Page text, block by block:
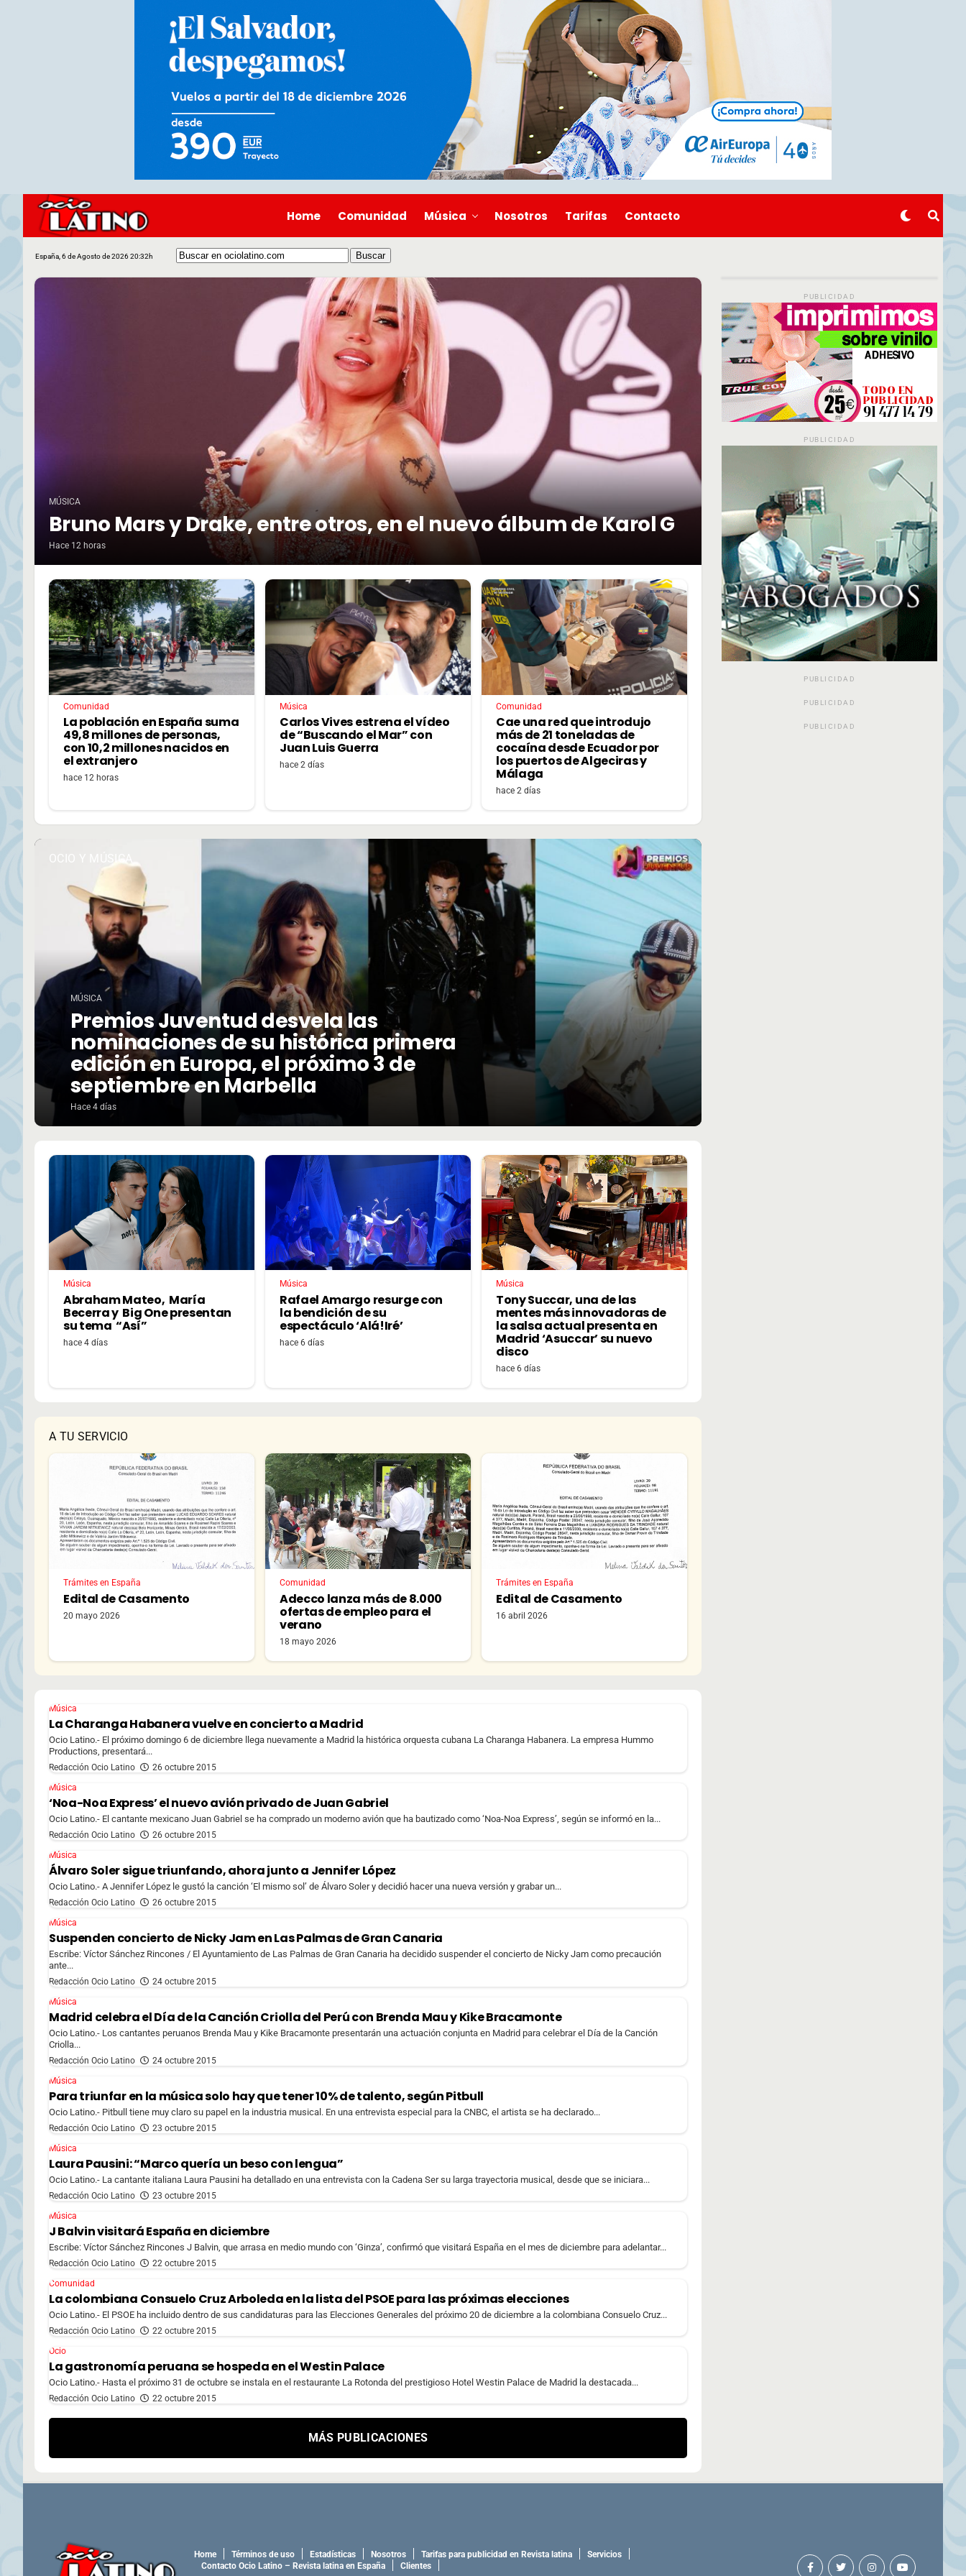
Home Comunidad Música Nosotros Tarifas Contacto
España, 6 de Agosto de 2026 20:32h
MÚSICA
Bruno Mars y Drake, entre otros, en el nuevo álbum de Karol G
Hace 12 horas
Comunidad
La población en España suma
49,8 millones de personas,
con 10,2 millones nacidos en
el extranjero
hace 12 horas
Música
Carlos Vives estrena el vídeo
de “Buscando el Mar” con
Juan Luis Guerra
hace 2 días
Comunidad
Cae una red que introdujo
más de 21 toneladas de
cocaína desde Ecuador por
los puertos de Algeciras y
Málaga
hace 2 días
OCIO Y MÚSICA
MÚSICA
Premios Juventud desvela las
nominaciones de su histórica primera
edición en Europa, el próximo 3 de
septiembre en Marbella
Hace 4 días
Música
Abraham Mateo, María
Becerra y Big One presentan
su tema “Así”
hace 4 días
Música
Rafael Amargo resurge con
la bendición de su
espectáculo ‘Alá!Iré’
hace 6 días
Música
Tony Succar, una de las
mentes más innovadoras de
la salsa actual presenta en
Madrid ‘Asuccar’ su nuevo
disco
hace 6 días
A TU SERVICIO
Trámites en España
Edital de Casamento
20 mayo 2026
Comunidad
Adecco lanza más de 8.000
ofertas de empleo para el
verano
18 mayo 2026
Trámites en España
Edital de Casamento
16 abril 2026
Música
La Charanga Habanera vuelve en concierto a Madrid
Ocio Latino.- El próximo domingo 6 de diciembre llega nuevamente a Madrid la histórica orquesta cubana La Charanga Habanera. La empresa Hummo
Productions, presentará...
Redacción Ocio Latino
26 octubre 2015
Música
‘Noa-Noa Express’ el nuevo avión privado de Juan Gabriel
Ocio Latino.- El cantante mexicano Juan Gabriel se ha comprado un moderno avión que ha bautizado como ‘Noa-Noa Express’, según se informó en la...
Redacción Ocio Latino
26 octubre 2015
Música
Álvaro Soler sigue triunfando, ahora junto a Jennifer López
Ocio Latino.- A Jennifer López le gustó la canción ‘El mismo sol’ de Álvaro Soler y decidió hacer una nueva versión y grabar un...
Redacción Ocio Latino
26 octubre 2015
Música
Suspenden concierto de Nicky Jam en Las Palmas de Gran Canaria
Escribe: Víctor Sánchez Rincones / El Ayuntamiento de Las Palmas de Gran Canaria ha decidido suspender el concierto de Nicky Jam como precaución
ante...
Redacción Ocio Latino
24 octubre 2015
Música
Madrid celebra el Día de la Canción Criolla del Perú con Brenda Mau y Kike Bracamonte
Ocio Latino.- Los cantantes peruanos Brenda Mau y Kike Bracamonte presentarán una actuación conjunta en Madrid para celebrar el Día de la Canción
Criolla...
Redacción Ocio Latino
24 octubre 2015
Música
Para triunfar en la música solo hay que tener 10% de talento, según Pitbull
Ocio Latino.- Pitbull tiene muy claro su papel en la industria musical. En una entrevista especial para la CNBC, el artista se ha declarado...
Redacción Ocio Latino
23 octubre 2015
Música
Laura Pausini: “Marco quería un beso con lengua”
Ocio Latino.- La cantante italiana Laura Pausini ha detallado en una entrevista con la Cadena Ser su larga trayectoria musical, desde que se iniciara...
Redacción Ocio Latino
23 octubre 2015
Música
J Balvin visitará España en diciembre
Escribe: Víctor Sánchez Rincones J Balvin, que arrasa en medio mundo con ‘Ginza’, confirmó que visitará España en el mes de diciembre para adelantar...
Redacción Ocio Latino
22 octubre 2015
Comunidad
La colombiana Consuelo Cruz Arboleda en la lista del PSOE para las próximas elecciones
Ocio Latino.- El PSOE ha incluido dentro de sus candidaturas para las Elecciones Generales del próximo 20 de diciembre a la colombiana Consuelo Cruz...
Redacción Ocio Latino
22 octubre 2015
Ocio
La gastronomía peruana se hospeda en el Westin Palace
Ocio Latino.- Hasta el próximo 31 de octubre se instala en el restaurante La Rotonda del prestigioso Hotel Westin Palace de Madrid la destacada...
Redacción Ocio Latino 22 octubre 2015
MÁS PUBLICACIONES
PUBLICIDAD
PUBLICIDAD
PUBLICIDAD
PUBLICIDAD
PUBLICIDAD
Home Términos de uso Estadísticas Nosotros Tarifas para publicidad en Revista latina
Servicios
Contacto Ocio Latino – Revista latina en España
Clientes